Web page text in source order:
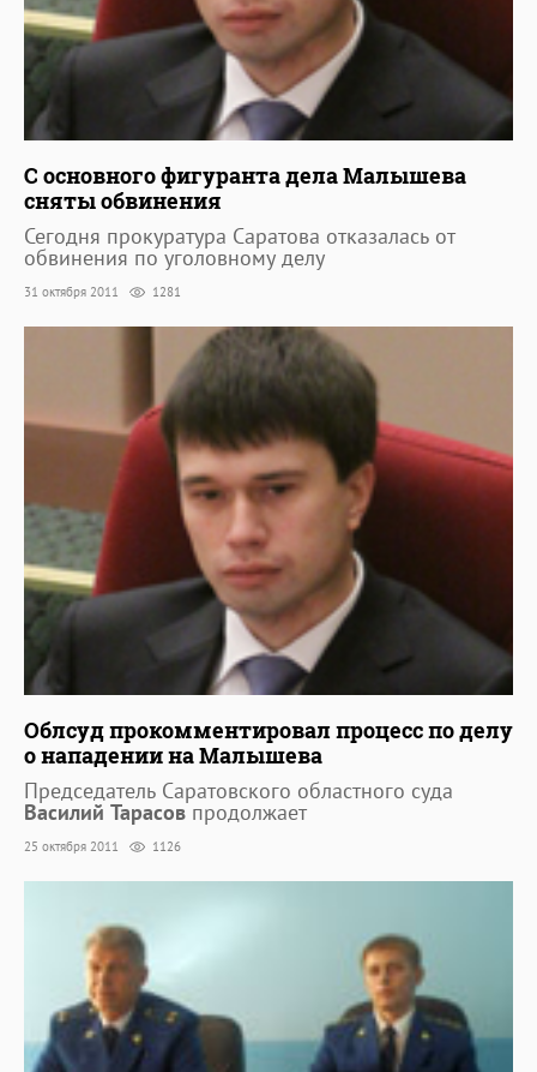
С основного фигуранта дела Малышева
сняты обвинения
Сегодня прокуратура Саратова отказалась от
обвинения по уголовному делу
31 октября 2011 1281
Облсуд прокомментировал процесс по делу
о нападении на Малышева
Председатель Саратовского областного суда
Василий Тарасовпродолжает
25 октября 2011 1126